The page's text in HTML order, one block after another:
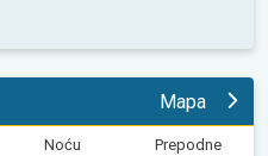
Mapa
Noću Prepodne